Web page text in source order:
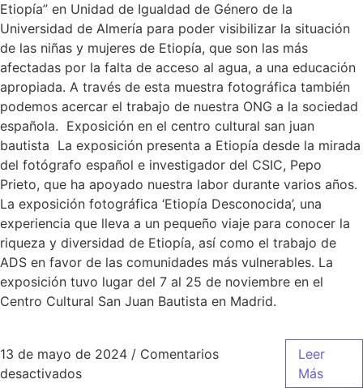
Etiopía” en Unidad de Igualdad de Género de la
Universidad de Almería para poder visibilizar la situación
de las niñas y mujeres de Etiopía, que son las más
afectadas por la falta de acceso al agua, a una educación
apropiada. A través de esta muestra fotográfica también
podemos acercar el trabajo de nuestra ONG a la sociedad
española. Exposición en el centro cultural san juan
bautista La exposición presenta a Etiopía desde la mirada
del fotógrafo español e investigador del CSIC, Pepo
Prieto, que ha apoyado nuestra labor durante varios años.
La exposición fotográfica ‘Etiopía Desconocida’, una
experiencia que lleva a un pequeño viaje para conocer la
riqueza y diversidad de Etiopía, así como el trabajo de
ADS en favor de las comunidades más vulnerables. La
exposición tuvo lugar del 7 al 25 de noviembre en el
Centro Cultural San Juan Bautista en Madrid.
13 de mayo de 2024 / Comentarios
desactivados
Leer
Más